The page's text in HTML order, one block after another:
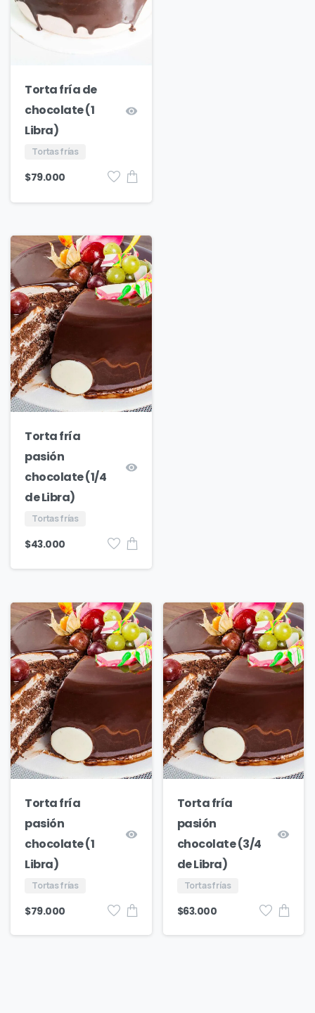
Torta fría de
chocolate (1
Libra)
Tortas frías
$79.000
Torta fría
pasión
chocolate (1/4
de Libra)
Tortas frías
$43.000
Torta fría
pasión
chocolate (1
Libra)
Tortas frías
$79.000
Torta fría
pasión
chocolate (3/4
de Libra)
Tortas frías
$63.000